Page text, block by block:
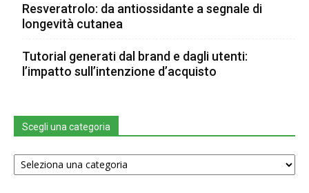
Resveratrolo: da antiossidante a segnale di
longevità cutanea
Tutorial generati dal brand e dagli utenti:
l’impatto sull’intenzione d’acquisto
Scegli una categoria
Scegli
una